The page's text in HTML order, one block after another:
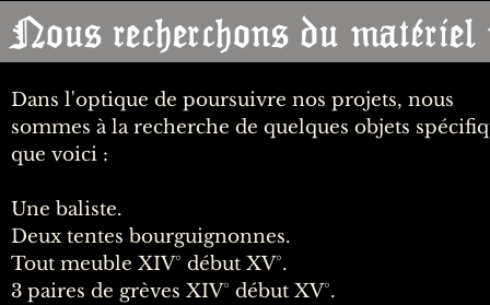
Nous recherchons du matériel
Dans l'optique de poursuivre nos projets, nous
sommes à la recherche de quelques objets
que voici :
Une baliste.
Deux tentes bourguignonnes.
Tout meuble XIV° début XV°.
3 paires de grèves XIV° début XV°.